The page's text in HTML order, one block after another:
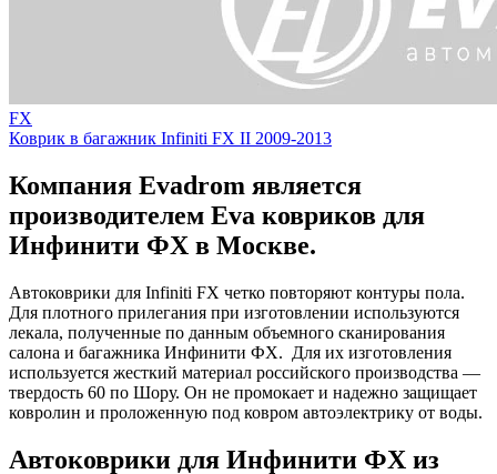
FX
Коврик в багажник Infiniti FX II 2009-2013
Компания Evadrom является
производителем Eva ковриков для
Инфинити ФХ в Москве.
Автоковрики для Infiniti FX четко повторяют контуры пола.
Для плотного прилегания при изготовлении используются
лекала, полученные по данным объемного сканирования
салона и багажника Инфинити ФХ. Для их изготовления
используется жесткий материал российского производства —
твердость 60 по Шору. Он не промокает и надежно защищает
ковролин и проложенную под ковром автоэлектрику от воды.
Автоковрики для Инфинити ФХ из